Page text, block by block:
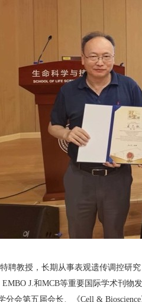
聘教授，长期从事表观遗传调控研
EMBO J.和MCB等重要国际学术刊物
分会第五届会长、《Cell & Bioscience